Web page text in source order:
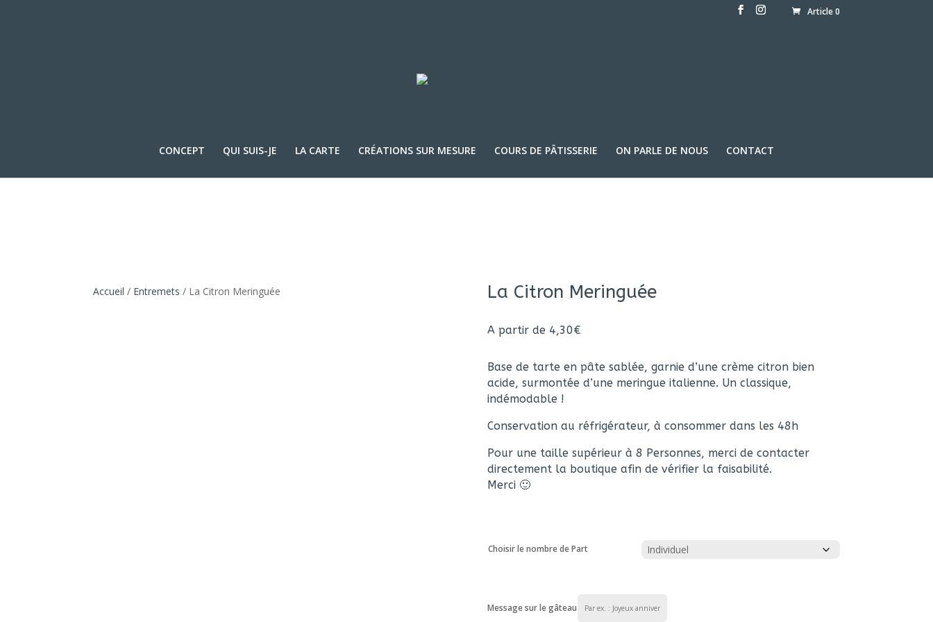
Article 0
CONCEPT QUI SUIS-JE LA CARTE CRÉATIONS SUR MESURE COURS DE PÂTISSERIE ON PARLE DE NOUS CONTACT
Accueil / Entremets / La Citron Meringuée La Citron Meringuée
A partir de 4,30€
Base de tarte en pâte sablée, garnie d’une crème citron bien
acide, surmontée d’une meringue italienne. Un classique,
indémodable !
Conservation au réfrigérateur, à consommer dans les 48h
Pour une taille supérieur à 8 Personnes, merci de contacter
directement la boutique afin de vérifier la faisabilité.
Merci 🙂
Choisir le nombre de Part
Message sur le gâteau